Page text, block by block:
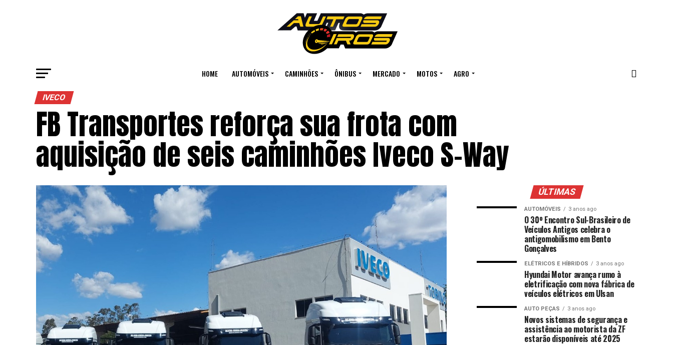
HOME AUTOMÓVEIS CAMINHÕES ÔNIBUS MERCADO MOTOS AGRO
IVECO
FB Transportes reforça sua frota com
aquisição de seis caminhões Iveco S-Way
ÚLTIMAS
AUTOMÓVEIS 3 anos ago
O 30º Encontro Sul-Brasileiro de
Veículos Antigos celebra o
antigomobilismo em Bento
Gonçalves
ELÉTRICOS E HÍBRIDOS 3 anos ago
Hyundai Motor avança rumo à
eletrificação com nova fábrica de
veículos elétricos em Ulsan
AUTO PEÇAS 3 anos ago
Novos sistemas de segurança e
assistência ao motorista da ZF
estarão disponíveis até 2025